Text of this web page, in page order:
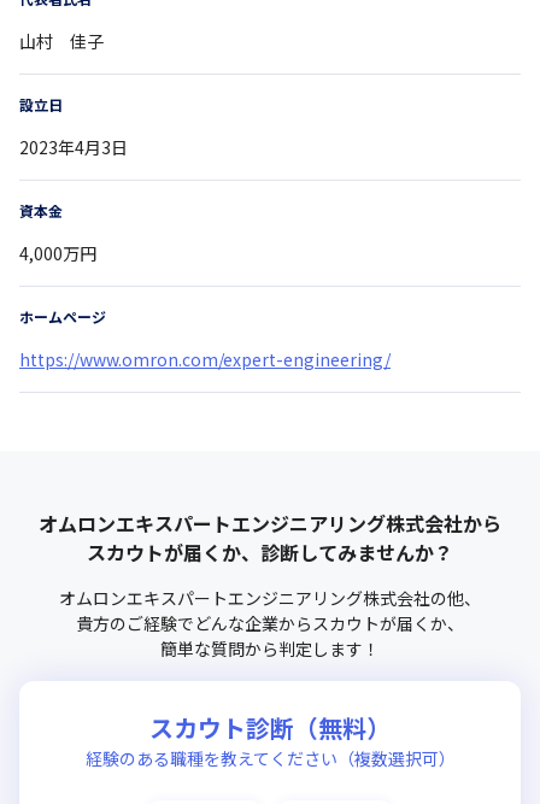
山村 佳子
設立日
2023年4月3日
資本金
4,000万円
ホームページ
https://www.omron.com/expert-engineering/
オムロンエキスパートエンジニアリング株式会社から
スカウトが届くか、診断してみませんか？
オムロンエキスパートエンジニアリング株式会社の他、
貴方のご経験でどんな企業からスカウトが届くか、
簡単な質問から判定します！
スカウト診断（無料）
経験のある職種を教えてください（複数選択可）